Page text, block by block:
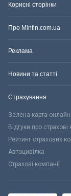
Корисні сторінки
Про Minfin.com.ua
Реклама
Новини та статті
Страхування
Зелена карта онлайн
Відгуки про страхові
Рейтинг страхових
Автоцивілка
Страхові компанії